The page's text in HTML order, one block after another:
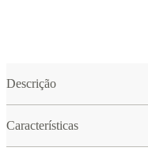
Descrição
Características